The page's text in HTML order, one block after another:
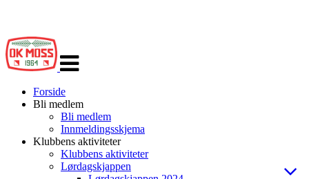
navigasjon
Forside
Bli medlem
Bli medlem
Innmeldingsskjema
Klubbens aktiviteter
Klubbens aktiviteter
Lørdagskjappen